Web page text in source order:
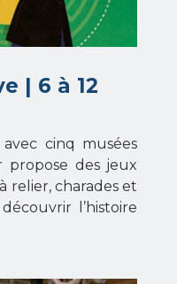
| 6 à 12
cinq musées
propose des jeux
relier, charades et
l’histoire